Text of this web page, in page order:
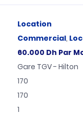
Location
Commercial,
60.000 Dh Par
Gare TGV - Hilton
170
170
1